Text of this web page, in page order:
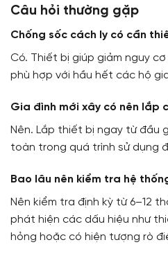
Câu hỏi thường gặp
Chống sốc cách ly có cần
Có. Thiết bị giúp giảm nguy
phù hợp với hầu hết các hộ
Gia đình mới xây có nên lắp
Nên. Lắp thiết bị ngay từ đầu
toàn trong quá trình sử dụng
Bao lâu nên kiểm tra hệ
Nên kiểm tra định kỳ từ 6–12
phát hiện các dấu hiệu như
hỏng hoặc có hiện tượng rò